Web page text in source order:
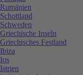
Rumänien
Schottland
Schweden
Griechische Inseln
Griechisches Festland
Ibiza
Ios
Istrien